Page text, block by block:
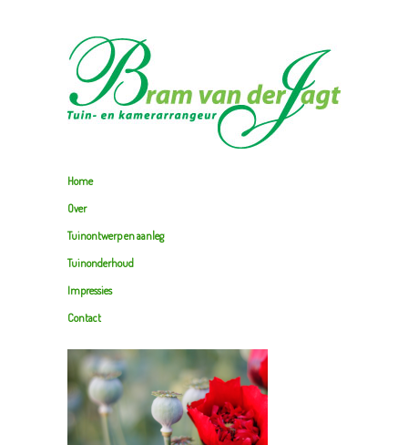
Home
Over
Tuinontwerp en aanleg
Tuinonderhoud
Impressies
Contact